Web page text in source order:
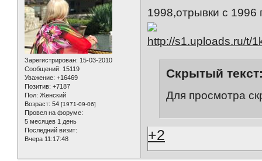
Зарегистрирован: 15-03-2010
Сообщений: 15119
Уважение: +16469
Позитив: +7187
Пол: Женский
Возраст: 54 [1971-09-06]
Провел на форуме:
5 месяцев 1 день
Последний визит:
Вчера 11:17:48
1998,отрывки с 1996
Скрытый
Для просмотра
+2